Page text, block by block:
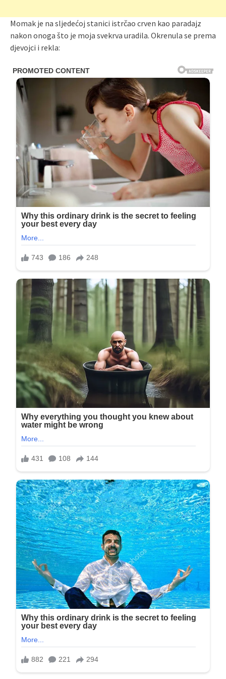
Momak je na sljedećoj stanici istrčao crven kao paradajz
nakon onoga što je moja svekrva uradila. Okrenula se prema
djevojci i rekla: